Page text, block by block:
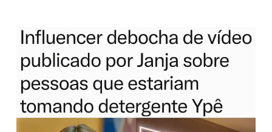
Tocador
vídeo